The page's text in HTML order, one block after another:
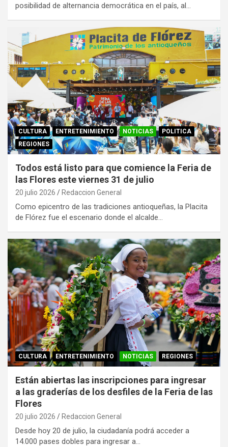
posibilidad de alternancia democrática en el país, al…
CULTURA ENTRETENIMIENTO NOTICIAS
POLITICA
REGIONES
Todos está listo para que comience la Feria de
las Flores este viernes 31 de julio
20 julio 2026 Redaccion General
Como epicentro de las tradiciones antioqueñas, la Placita
de Flórez fue el escenario donde el alcalde…
CULTURA ENTRETENIMIENTO NOTICIAS REGIONES
Están abiertas las inscripciones para ingresar
a las graderías de los desfiles de la Feria de las
Flores
20 julio 2026 Redaccion General
Desde hoy 20 de julio, la ciudadanía podrá acceder a
14.000 pases dobles para ingresar a…